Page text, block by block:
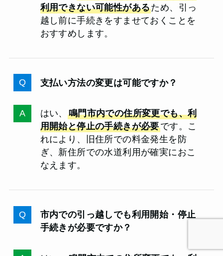
利用できない可能性があるため、引っ
越し前に手続きをすませておくことを
おすすめします。
支払い方法の変更は可能ですか？
はい、 鳴門市内での住所変更でも、利
用開始と停止の手続きが必要です。こ
れにより、旧住所での料金発生を防
ぎ、新住所での水道利用が確実におこ
なえます。
市内での引っ越しでも利用開始・停止
手続きが必要ですか？